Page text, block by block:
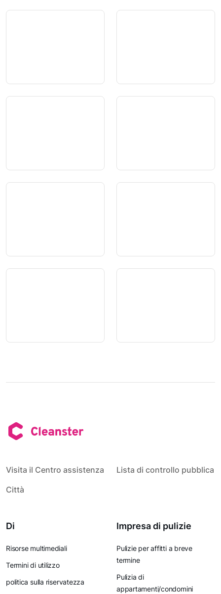
Visita il Centro assistenza
Lista di controllo pubblica
Città
Di
Risorse multimediali
Termini di utilizzo
politica sulla riservatezza
Impresa di pulizie
Pulizie per affitti a breve
termine
Pulizia di
appartamenti/condomini